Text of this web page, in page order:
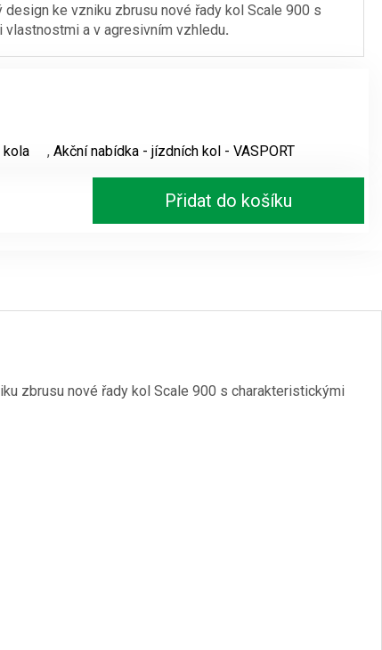
je:
design ke vzniku zbrusu nové řady kol Scale 900 s
vlastnostmi a v agresivním vzhledu.
kola , Akční nabídka - jízdních kol - VASPORT
Přidat do košíku
zbrusu nové řady kol Scale 900 s charakteristickými